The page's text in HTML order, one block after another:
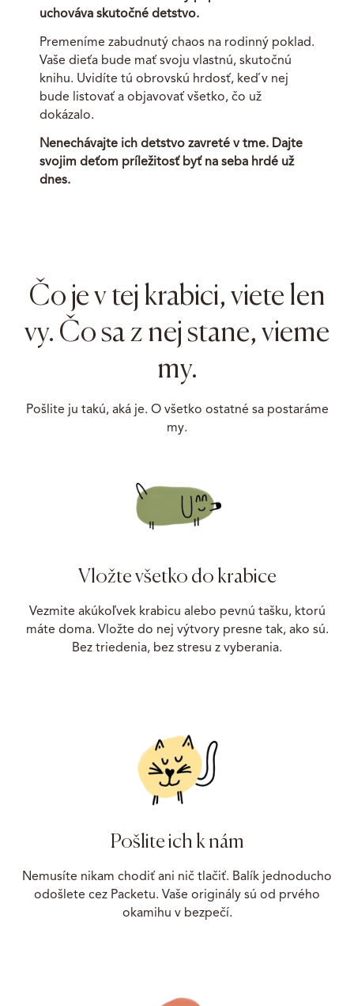
uchováva skutočné detstvo.
Premeníme zabudnutý chaos na rodinný poklad.
Vaše dieťa bude mať svoju vlastnú, skutočnú
knihu. Uvidíte tú obrovskú hrdosť, keď v nej
bude listovať a objavovať všetko, čo už
dokázalo.
Nenechávajte ich detstvo zavreté v tme. Dajte
svojim deťom príležitosť byť na seba hrdé už
dnes.
Čo je v tej krabici, viete len
vy. Čo sa z nej stane, vieme
my.
Pošlite ju takú, aká je. O všetko ostatné sa postaráme
my.
Vložte všetko do krabice
Vezmite akúkoľvek krabicu alebo pevnú tašku, ktorú
máte doma. Vložte do nej výtvory presne tak, ako sú.
Bez triedenia, bez stresu z vyberania.
Pošlite ich k nám
Nemusíte nikam chodiť ani nič tlačiť. Balík jednoducho
odošlete cez Packetu. Vaše originály sú od prvého
okamihu v bezpečí.